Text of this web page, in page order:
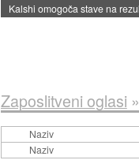
Kalshi omogoča stave na
Zaposlitveni oglasi »
Naziv
Naziv